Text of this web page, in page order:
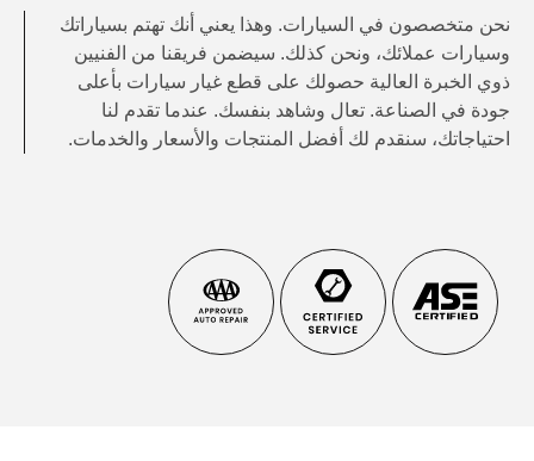
نحن متخصصون في السيارات. وهذا يعني أنك تهتم بسياراتك
وسيارات عملائك، ونحن كذلك. سيضمن فريقنا من الفنيين
ذوي الخبرة العالية حصولك على قطع غيار سيارات بأعلى
جودة في الصناعة. تعال وشاهد بنفسك. عندما تقدم لنا
احتياجاتك، سنقدم لك أفضل المنتجات والأسعار والخدمات.